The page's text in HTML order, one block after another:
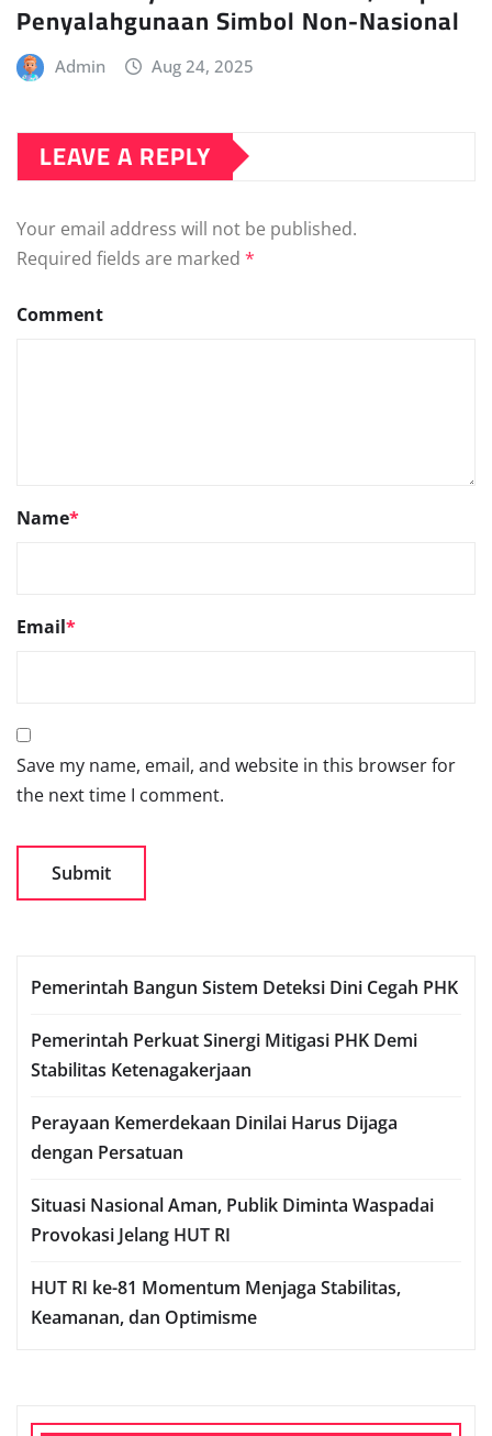
Penyalahgunaan Simbol Non-Nasional
Admin Aug 24, 2025
LEAVE A REPLY
Your email address will not be published.
Required fields are marked *
Comment
Name*
Email*
Save my name, email, and website in this browser for
the next time I comment.
Pemerintah Bangun Sistem Deteksi Dini Cegah PHK
Pemerintah Perkuat Sinergi Mitigasi PHK Demi
Stabilitas Ketenagakerjaan
Perayaan Kemerdekaan Dinilai Harus Dijaga
dengan Persatuan
Situasi Nasional Aman, Publik Diminta Waspadai
Provokasi Jelang HUT RI
HUT RI ke-81 Momentum Menjaga Stabilitas,
Keamanan, dan Optimisme